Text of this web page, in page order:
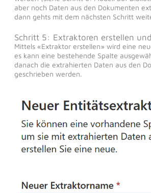
aber noch Daten aus den Dokumenten
dann gehts mit dem nächsten Schritt
Schritt 5: Extraktoren erstellen
Mittels «Extraktor erstellen» wird eine
es kann eine bestehende Spalte
danach die extrahierten Daten aus den
geschrieben werden.